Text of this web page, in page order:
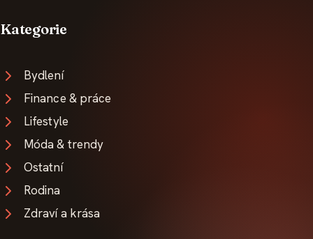
Kategorie
Bydlení
Finance & práce
Lifestyle
Móda & trendy
Ostatní
Rodina
Zdraví a krása